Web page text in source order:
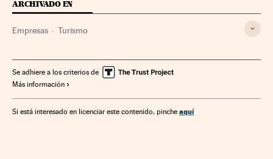
ARCHIVADO EN
Empresas Turismo
Se adhiere a los criterios de
Más información
Si está interesado en licenciar este contenido, pinche aquí